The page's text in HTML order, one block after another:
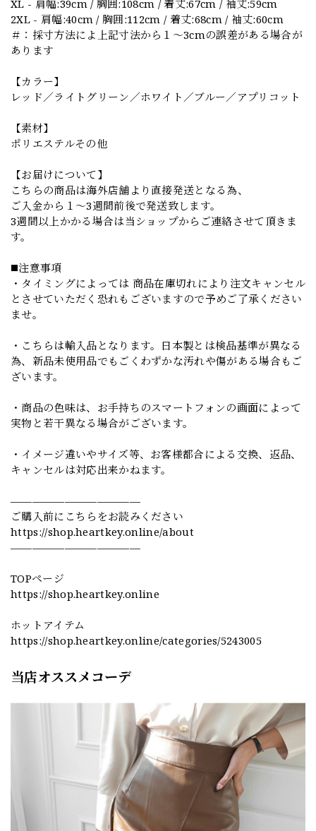
XL - 肩幅:39cm / 胸囲:108cm / 着丈:67cm / 袖丈:59cm
2XL - 肩幅:40cm / 胸囲:112cm / 着丈:68cm / 袖丈:60cm
＃：採寸方法によ上記寸法から１～3cmの誤差がある場合が
あります
【カラー】
レッド／ライトグリーン／ホワイト／ブルー／アプリコット
【素材】
ポリエステルその他
【お届けについて】
こちらの商品は海外店舗より直接発送となる為、
ご入金から１～3週間前後で発送致します。
3週間以上かかる場合は当ショップからご連絡させて頂きま
す。
◼️注意事項
・タイミングによっては 商品在庫切れにより注文キャンセル
とさせていただく恐れもございますので予めご了承ください
ませ。
・こちらは輸入品となります。日本製とは検品基準が異なる
為、新品未使用品でもごくわずかな汚れや傷がある場合もご
ざいます。
・商品の色味は、お手持ちのスマートフォンの画面によって
実物と若干異なる場合がございます。
・イメージ違いやサイズ等、お客様都合による交換、返品、
キャンセルは対応出来かねます。
————————————
ご購入前にこちらをお読みください
https://shop.heartkey.online/about
————————————
TOPページ
https://shop.heartkey.online
ホットアイテム
https://shop.heartkey.online/categories/5243005
当店オススメコーデ